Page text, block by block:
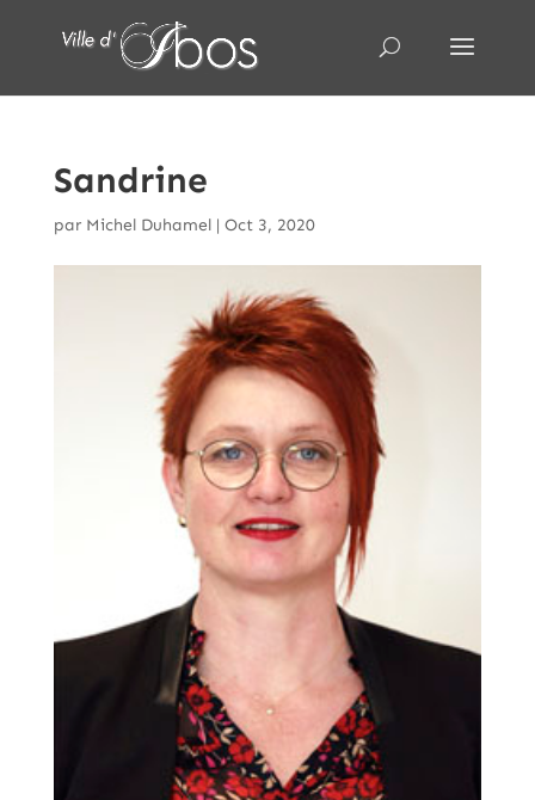
Sandrine
par Michel Duhamel| Oct 3, 2020